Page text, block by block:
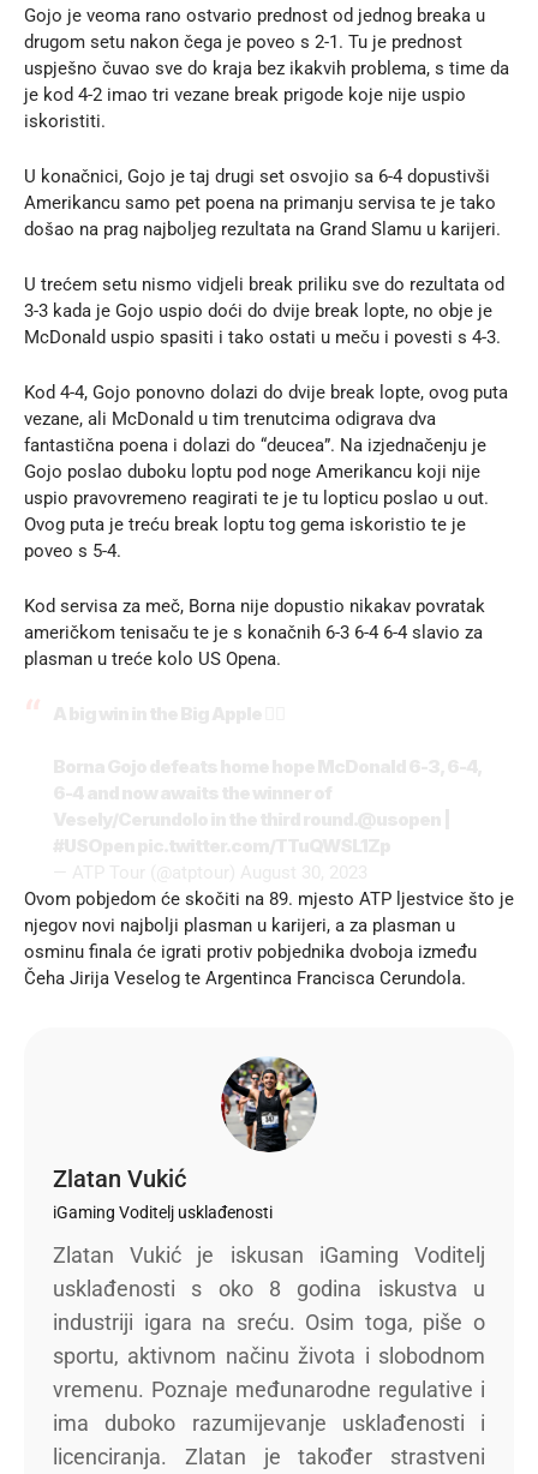
Gojo je veoma rano ostvario prednost od jednog breaka u
drugom setu nakon čega je poveo s 2-1. Tu je prednost
uspješno čuvao sve do kraja bez ikakvih problema, s time da
je kod 4-2 imao tri vezane break prigode koje nije uspio
iskoristiti.
U konačnici, Gojo je taj drugi set osvojio sa 6-4 dopustivši
Amerikancu samo pet poena na primanju servisa te je tako
došao na prag najboljeg rezultata na Grand Slamu u karijeri.
U trećem setu nismo vidjeli break priliku sve do rezultata od
3-3 kada je Gojo uspio doći do dvije break lopte, no obje je
McDonald uspio spasiti i tako ostati u meču i povesti s 4-3.
Kod 4-4, Gojo ponovno dolazi do dvije break lopte, ovog puta
vezane, ali McDonald u tim trenutcima odigrava dva
fantastična poena i dolazi do “deucea”. Na izjednačenju je
Gojo poslao duboku loptu pod noge Amerikancu koji nije
uspio pravovremeno reagirati te je tu lopticu poslao u out.
Ovog puta je treću break loptu tog gema iskoristio te je
poveo s 5-4.
Kod servisa za meč, Borna nije dopustio nikakav povratak
američkom tenisaču te je s konačnih 6-3 6-4 6-4 slavio za
plasman u treće kolo US Opena.
Ovom pobjedom će skočiti na 89. mjesto ATP ljestvice što je
njegov novi najbolji plasman u karijeri, a za plasman u
osminu finala će igrati protiv pobjednika dvoboja između
Čeha Jirija Veselog te Argentinca Francisca Cerundola.
Zlatan Vukić
iGaming Voditelj usklađenosti
Zlatan Vukić je iskusan iGaming Voditelj
usklađenosti s oko 8 godina iskustva u
industriji igara na sreću. Osim toga, piše o
sportu, aktivnom načinu života i slobodnom
vremenu. Poznaje međunarodne regulative i
ima duboko razumijevanje usklađenosti i
licenciranja. Zlatan je također strastveni